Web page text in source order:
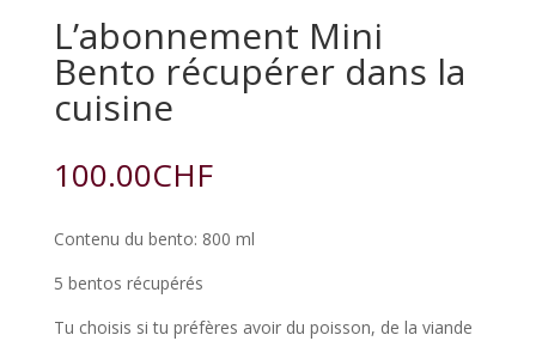
L’abonnement Mini
Bento récupérer dans la
cuisine
100.00CHF
Contenu du bento: 800 ml
5 bentos récupérés
Tu choisis si tu préfères avoir du poisson, de la viande